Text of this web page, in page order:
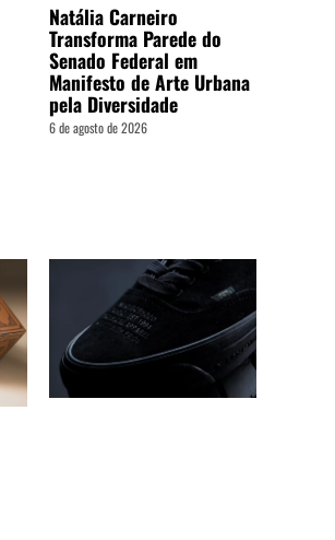
Natália Carneiro
Transforma Parede do
Senado Federal em
Manifesto de Arte Urbana
pela Diversidade
6 de agosto de 2026